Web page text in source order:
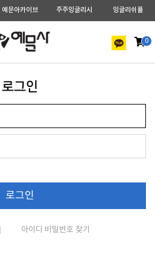
예문아카이브 주주잉글리시 잉글리쉬풀
0
로그인
아이디 비밀번호 찾기